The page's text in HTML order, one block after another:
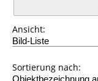
Ansicht:
Sortierung nach: